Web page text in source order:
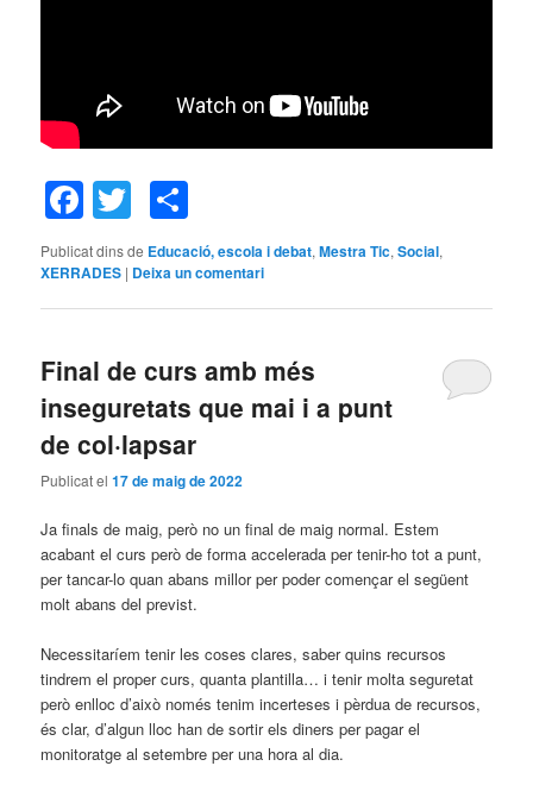
Facebook
Twitter
Publicat dins de Educació, escola i debat,Mestra Tic,Social,
XERRADES | Deixa un comentari
Final de curs amb més
inseguretats que mai i a punt
de col·lapsar
Publicat el17 de maig de 2022
Ja finals de maig, però no un final de maig normal. Estem
acabant el curs però de forma accelerada per tenir-ho tot a punt,
per tancar-lo quan abans millor per poder començar el següent
molt abans del previst.
Necessitaríem tenir les coses clares, saber quins recursos
tindrem el proper curs, quanta plantilla… i tenir molta seguretat
però enlloc d’això només tenim incerteses i pèrdua de recursos,
és clar, d’algun lloc han de sortir els diners per pagar el
monitoratge al setembre per una hora al dia.